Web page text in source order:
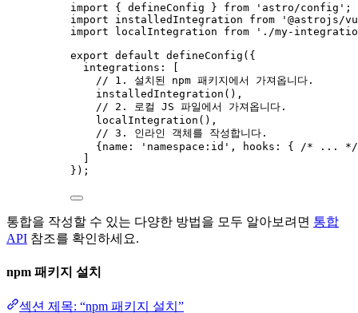
import { defineConfig } from ' astro/config ' ;
import installedIntegration from ' @astrojs/
import localIntegration from ' ./my-
export default defineConfig ({
integrations: [
// 1. 설치된 npm 패키지에서 가져옵니다.
installedIntegration (),
// 2. 로컬 JS 파일에서 가져옵니다.
localIntegration (),
// 3. 인라인 객체를 작성합니다.
{name:
' namespace:id ' , hooks: {
/* ... */
]
});
통합을 작성할 수 있는 다양한 방법을 모두 알아보려면 통합
API 참조를 확인하세요.
npm 패키지 설치
섹션 제목: “npm 패키지 설치”